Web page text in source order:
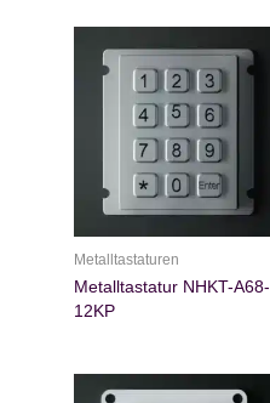
Metalltastaturen
Metalltastatur NHKT-A68-
12KP